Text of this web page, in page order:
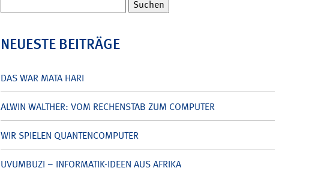
nach:
NEUESTE BEITRÄGE
DAS WAR MATA HARI
ALWIN WALTHER: VOM RECHENSTAB ZUM COMPUTER
WIR SPIELEN QUANTENCOMPUTER
UVUMBUZI – INFORMATIK-IDEEN AUS AFRIKA